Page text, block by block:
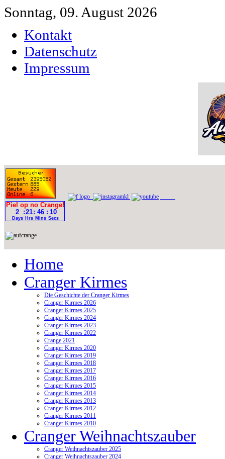
Sonntag, 09. August 2026
Kontakt
Datenschutz
Impressum
Home
Cranger Kirmes
Die Geschichte der Cranger Kirmes
Cranger Kirmes 2026
Cranger Kirmes 2025
Cranger Kirmes 2024
Cranger Kirmes 2023
Cranger Kirmes 2022
Crange 2021
Cranger Kirmes 2020
Cranger Kirmes 2019
Cranger Kirmes 2018
Cranger Kirmes 2017
Cranger Kirmes 2016
Cranger Kirmes 2015
Cranger Kirmes 2014
Cranger Kirmes 2013
Cranger Kirmes 2012
Cranger Kirmes 2011
Cranger Kirmes 2010
Cranger Weihnachtszauber
Cranger Weihnachtszauber 2025
Cranger Weihnachtszauber 2024